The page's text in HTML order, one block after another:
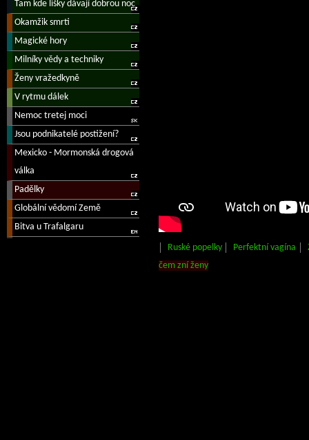
Ruské popelky Perfektní vagína
čem zní ženy